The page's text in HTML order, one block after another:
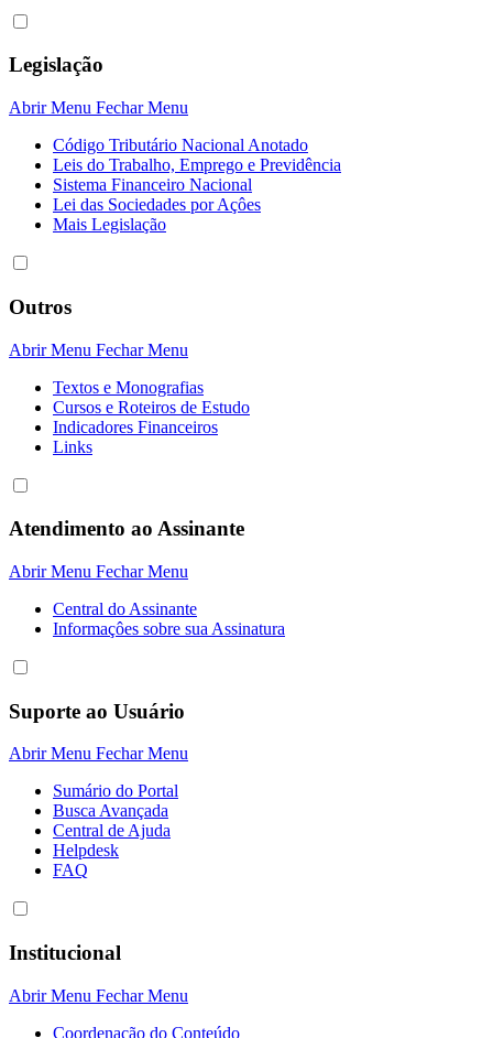
Legislação
Abrir Menu Fechar Menu
Código Tributário Nacional Anotado
Leis do Trabalho, Emprego e Previdência
Sistema Financeiro Nacional
Lei das Sociedades por Açôes
Mais Legislação
Outros
Abrir Menu Fechar Menu
Textos e Monografias
Cursos e Roteiros de Estudo
Indicadores Financeiros
Links
Atendimento ao Assinante
Abrir Menu Fechar Menu
Central do Assinante
Informaçôes sobre sua Assinatura
Suporte ao Usuário
Abrir Menu Fechar Menu
Sumário do Portal
Busca Avançada
Central de Ajuda
Helpdesk
FAQ
Institucional
Abrir Menu Fechar Menu
Coordenação do Conteúdo